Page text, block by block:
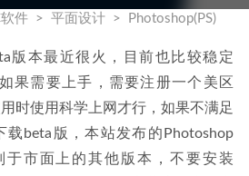
软件 平面设计 Photoshop(PS)
版本最近很火，目前也比较稳定
果需要上手，需要注册一个美区
时使用科学上网才行，如果不满足
载beta版，本站发布的Photoshop
于市面上的其他版本，不要安装
中文破解版-去水印版–条码标签打
精简绿色便携版-PS2023精简版
Portrait AI 2023 v17.0.2.13102中文
地址和安装教程 2020-02-06